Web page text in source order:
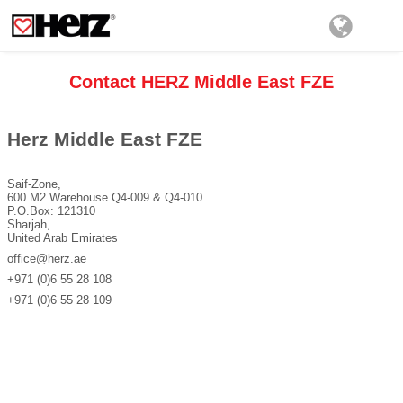
Contact HERZ Middle East FZE
Herz Middle East FZE
Saif-Zone,
600 M2 Warehouse Q4-009 & Q4-010
P.O.Box: 121310
Sharjah,
United Arab Emirates
office@herz.ae
+971 (0)6 55 28 108
+971 (0)6 55 28 109